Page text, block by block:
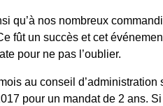
qu’à nos nombreux
fût un succès et cet
pour ne pas l’oublier.
au conseil
pour un mandat de 2 ans.